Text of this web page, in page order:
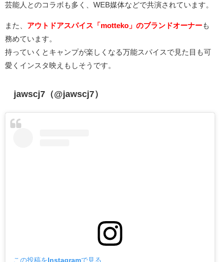
芸能人とのコラボも多く、WEB媒体などで共演されています。
また、 アウトドアスパイス「motteko」のブランドオーナー も
務めています。
持っていくとキャンプが楽しくなる万能スパイスで見た目も可
愛くインスタ映えもしそうです。
jawscj7（@jawscj7）
この投稿をInstagramで見る